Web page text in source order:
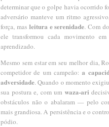
determinar que o golpe havia ocorrido
adversário manteve um ritmo
força, mas leitura e serenidade. Com
ele transformou cada movimento
aprendizado.
Mesmo sem estar em seu melhor dia,
competidor de um campeão: a
adversidade. Quando o momento
sua postura e, com um waza-ari
obstáculos não o abalaram — pelo
mais grandiosa. A persistência e o
pódio.